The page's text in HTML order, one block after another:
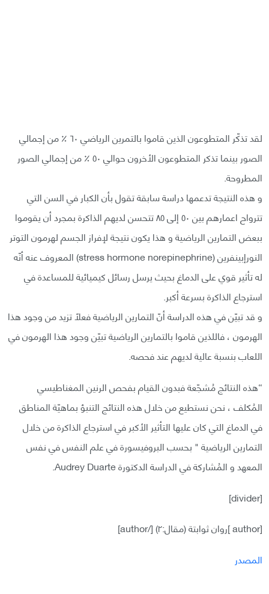
لقد تذكّر المتطوعون الذين قاموا بالتمرين الرياضي ٦٠ ٪ من إجمالي
الصور بينما تذكر المتطوعون الأخرون حوالي ٥٠ ٪ من إجمالي الصور
المطروحة.
و هذه النتيجة تدعمها دراسة سابقة تقول بأن الكبار في السن التي
تترواح اعمارهم بين ٥٠ إلى ٨٥ تتحسن لديهم الذاكرة بمجرد أن يقوموا
ببعض التمارين الرياضية و هذا يكون نتيجة لإفراز الجسم لهرمون التوتر
النورإبينفرين (stress hormone norepinephrine) المعروف عنه أنّه
له تأثير قوي على الدماغ بحيث يرسل رسائل كيميائية للمساعدة في
استرجاع الذاكرة بسرعة أكبر.
و قد تبيّن في هذه الدراسة أنّ التمارين الرياضية فعلاً تزيد من وجود هذا
الهرمون ، فاللذين قاموا بالتمارين الرياضية تبيّن وجود هذا الهرمون في
اللعاب بنسبة عالية لديهم عند فحصه.
“هذه النتائج مُشجّعة فبدون القيام بفحص الرنين المغناطيسي
المُكلف ، نحن نستطيع من خلال هذه النتائج التنبؤ بماهيّة المناطق
في الدماغ التي كان عليها التأثير الأكبر في استرجاع الذاكرة من خلال
التمارين الرياضية " بحسب البروفيسورة في علم النفس في نفس
المعهد و المُشاركة في الدراسة الدكتورة Audrey Duarte.
[divider]
[author ]روان ثوابتة (مقال:٢) [/author]
المصدر